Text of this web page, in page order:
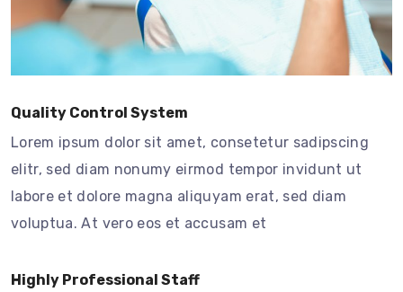
Quality Control System
Lorem ipsum dolor sit amet, consetetur sadipscing
elitr, sed diam nonumy eirmod tempor invidunt ut
labore et dolore magna aliquyam erat, sed diam
voluptua. At vero eos et accusam et
Highly Professional Staff